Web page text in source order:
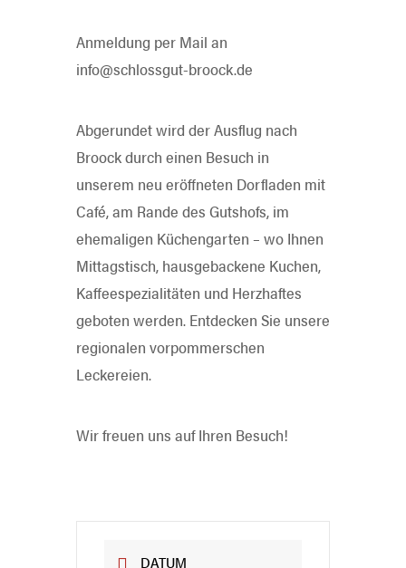
Anmeldung per Mail an
info@schlossgut-broock.de
Abgerundet wird der Ausflug nach
Broock durch einen Besuch in
unserem neu eröffneten Dorfladen mit
Café, am Rande des Gutshofs, im
ehemaligen Küchengarten – wo Ihnen
Mittagstisch, hausgebackene Kuchen,
Kaffeespezialitäten und Herzhaftes
geboten werden. Entdecken Sie unsere
regionalen vorpommerschen
Leckereien.
Wir freuen uns auf Ihren Besuch!
DATUM